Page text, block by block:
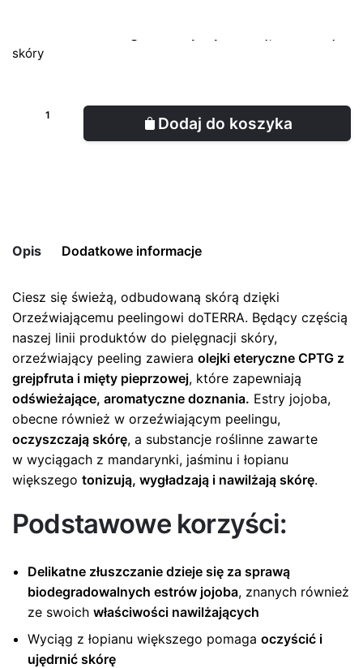
skóry
Dodaj do koszyka
Opis Dodatkowe informacje
Ciesz się świeżą, odbudowaną skórą dzięki
Orzeźwiającemu peelingowi doTERRA. Będący częścią
naszej linii produktów do pielęgnacji skóry,
orzeźwiający peeling zawiera olejki eteryczne CPTG z
grejpfruta i mięty pieprzowej, które zapewniają
odświeżające, aromatyczne doznania. Estry jojoba,
obecne również w orzeźwiającym peelingu,
oczyszczają skórę, a substancje roślinne zawarte
w wyciągach z mandarynki, jaśminu i łopianu
większego tonizują, wygładzają i nawilżają skórę.
Podstawowe korzyści:
Delikatne złuszczanie dzieje się za sprawą
biodegradowalnych estrów jojoba, znanych również
ze swoichwłaściwości nawilżających
Wyciąg z łopianu większego pomagaoczyścić i
ujędrnić skórę
Pojemność 70 g